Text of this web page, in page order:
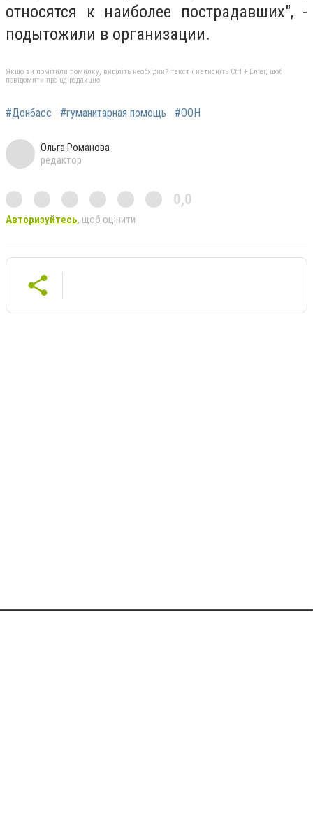
относятся к наиболее пострадавших", -
подытожили в организации.
Якщо ви помітили помилку, виділіть необхідний текст і натисніть Ctrl + Enter, щоб
повідомити про це редакцію
#Донбасс #гуманитарная помощь #ООН
Ольга Романова
редактор
0,0
Авторизуйтесь, щоб оцінити